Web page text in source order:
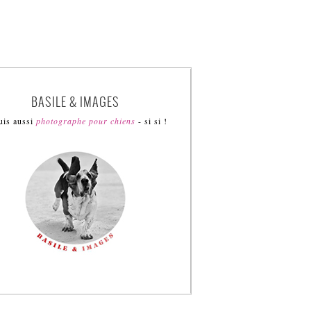
BASILE & IMAGES
aussi photographe pour chiens - si si !